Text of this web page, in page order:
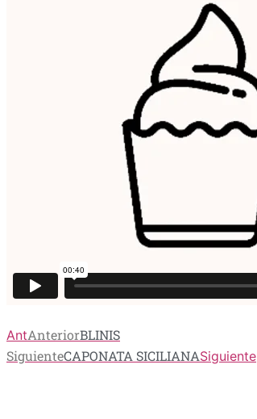
AntAnteriorBLINIS
SiguienteCAPONATA SICILIANASiguiente